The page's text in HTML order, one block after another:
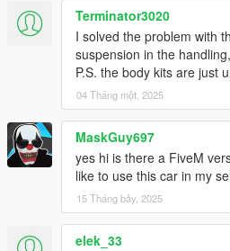
Terminator3020
I solved the problem with
suspension in the
P.S. the body kits are just
04 Tháng một, 2025
MaskGuy697
yes hi is there a FiveM
like to use this car in my
15 Tháng bảy, 2025
elek_33